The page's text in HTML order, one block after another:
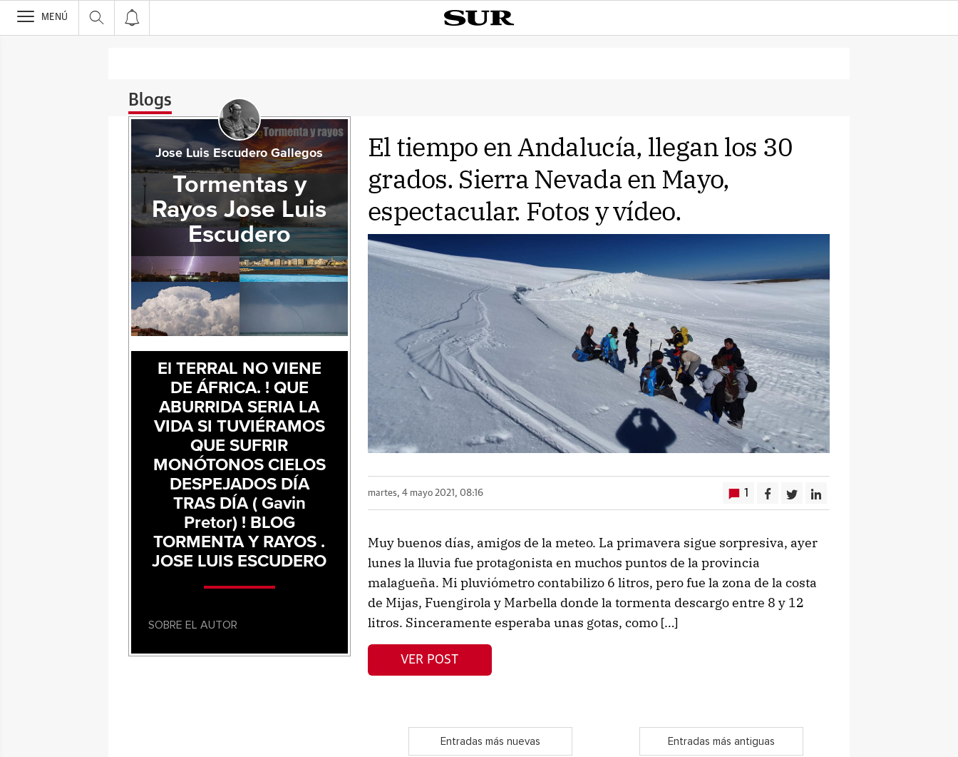
>
MENÚ
Blogs
El tiempo en Andalucía, llegan los 30
grados. Sierra Nevada en Mayo,
espectacular. Fotos y vídeo.
martes, 4 mayo 2021, 08:16 1
Muy buenos días, amigos de la meteo. La primavera sigue sorpresiva, ayer
lunes la lluvia fue protagonista en muchos puntos de la provincia
malagueña. Mi pluviómetro contabilizo 6 litros, pero fue la zona de la costa
de Mijas, Fuengirola y Marbella donde la tormenta descargo entre 8 y 12
litros. Sinceramente esperaba unas gotas, como […]
VER POST
Entradas más nuevas Entradas más antiguas
Jose Luis Escudero Gallegos
Tormentas y
Rayos Jose Luis
Escudero
El TERRAL NO VIENE
DE ÁFRICA. ! QUE
ABURRIDA SERIA LA
VIDA SI TUVIÉRAMOS
QUE SUFRIR
MONÓTONOS CIELOS
DESPEJADOS DÍA
TRAS DÍA ( Gavin
Pretor) ! BLOG
TORMENTA Y RAYOS .
JOSE LUIS ESCUDERO
SOBRE EL AUTOR